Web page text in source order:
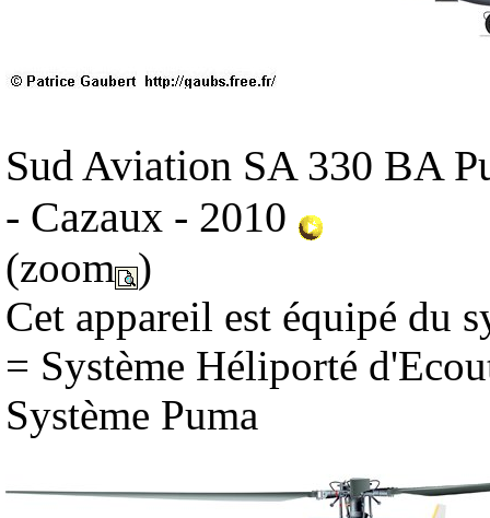
Sud Aviation SA 330 BA
- Cazaux - 2010
(zoom )
Cet appareil est équipé du
= Système Héliporté
Système Puma